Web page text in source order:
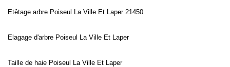
Etêtage arbre Poiseul La Ville Et Laper 21450
Elagage d'arbre Poiseul La Ville Et Laper
Taille de haie Poiseul La Ville Et Laper